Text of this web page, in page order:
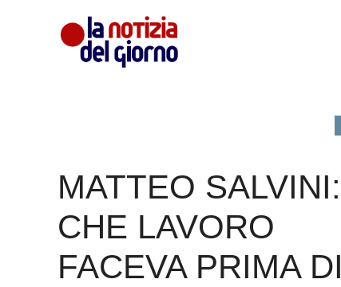
MATTEO SALVINI:
CHE LAVORO
FACEVA PRIMA DI